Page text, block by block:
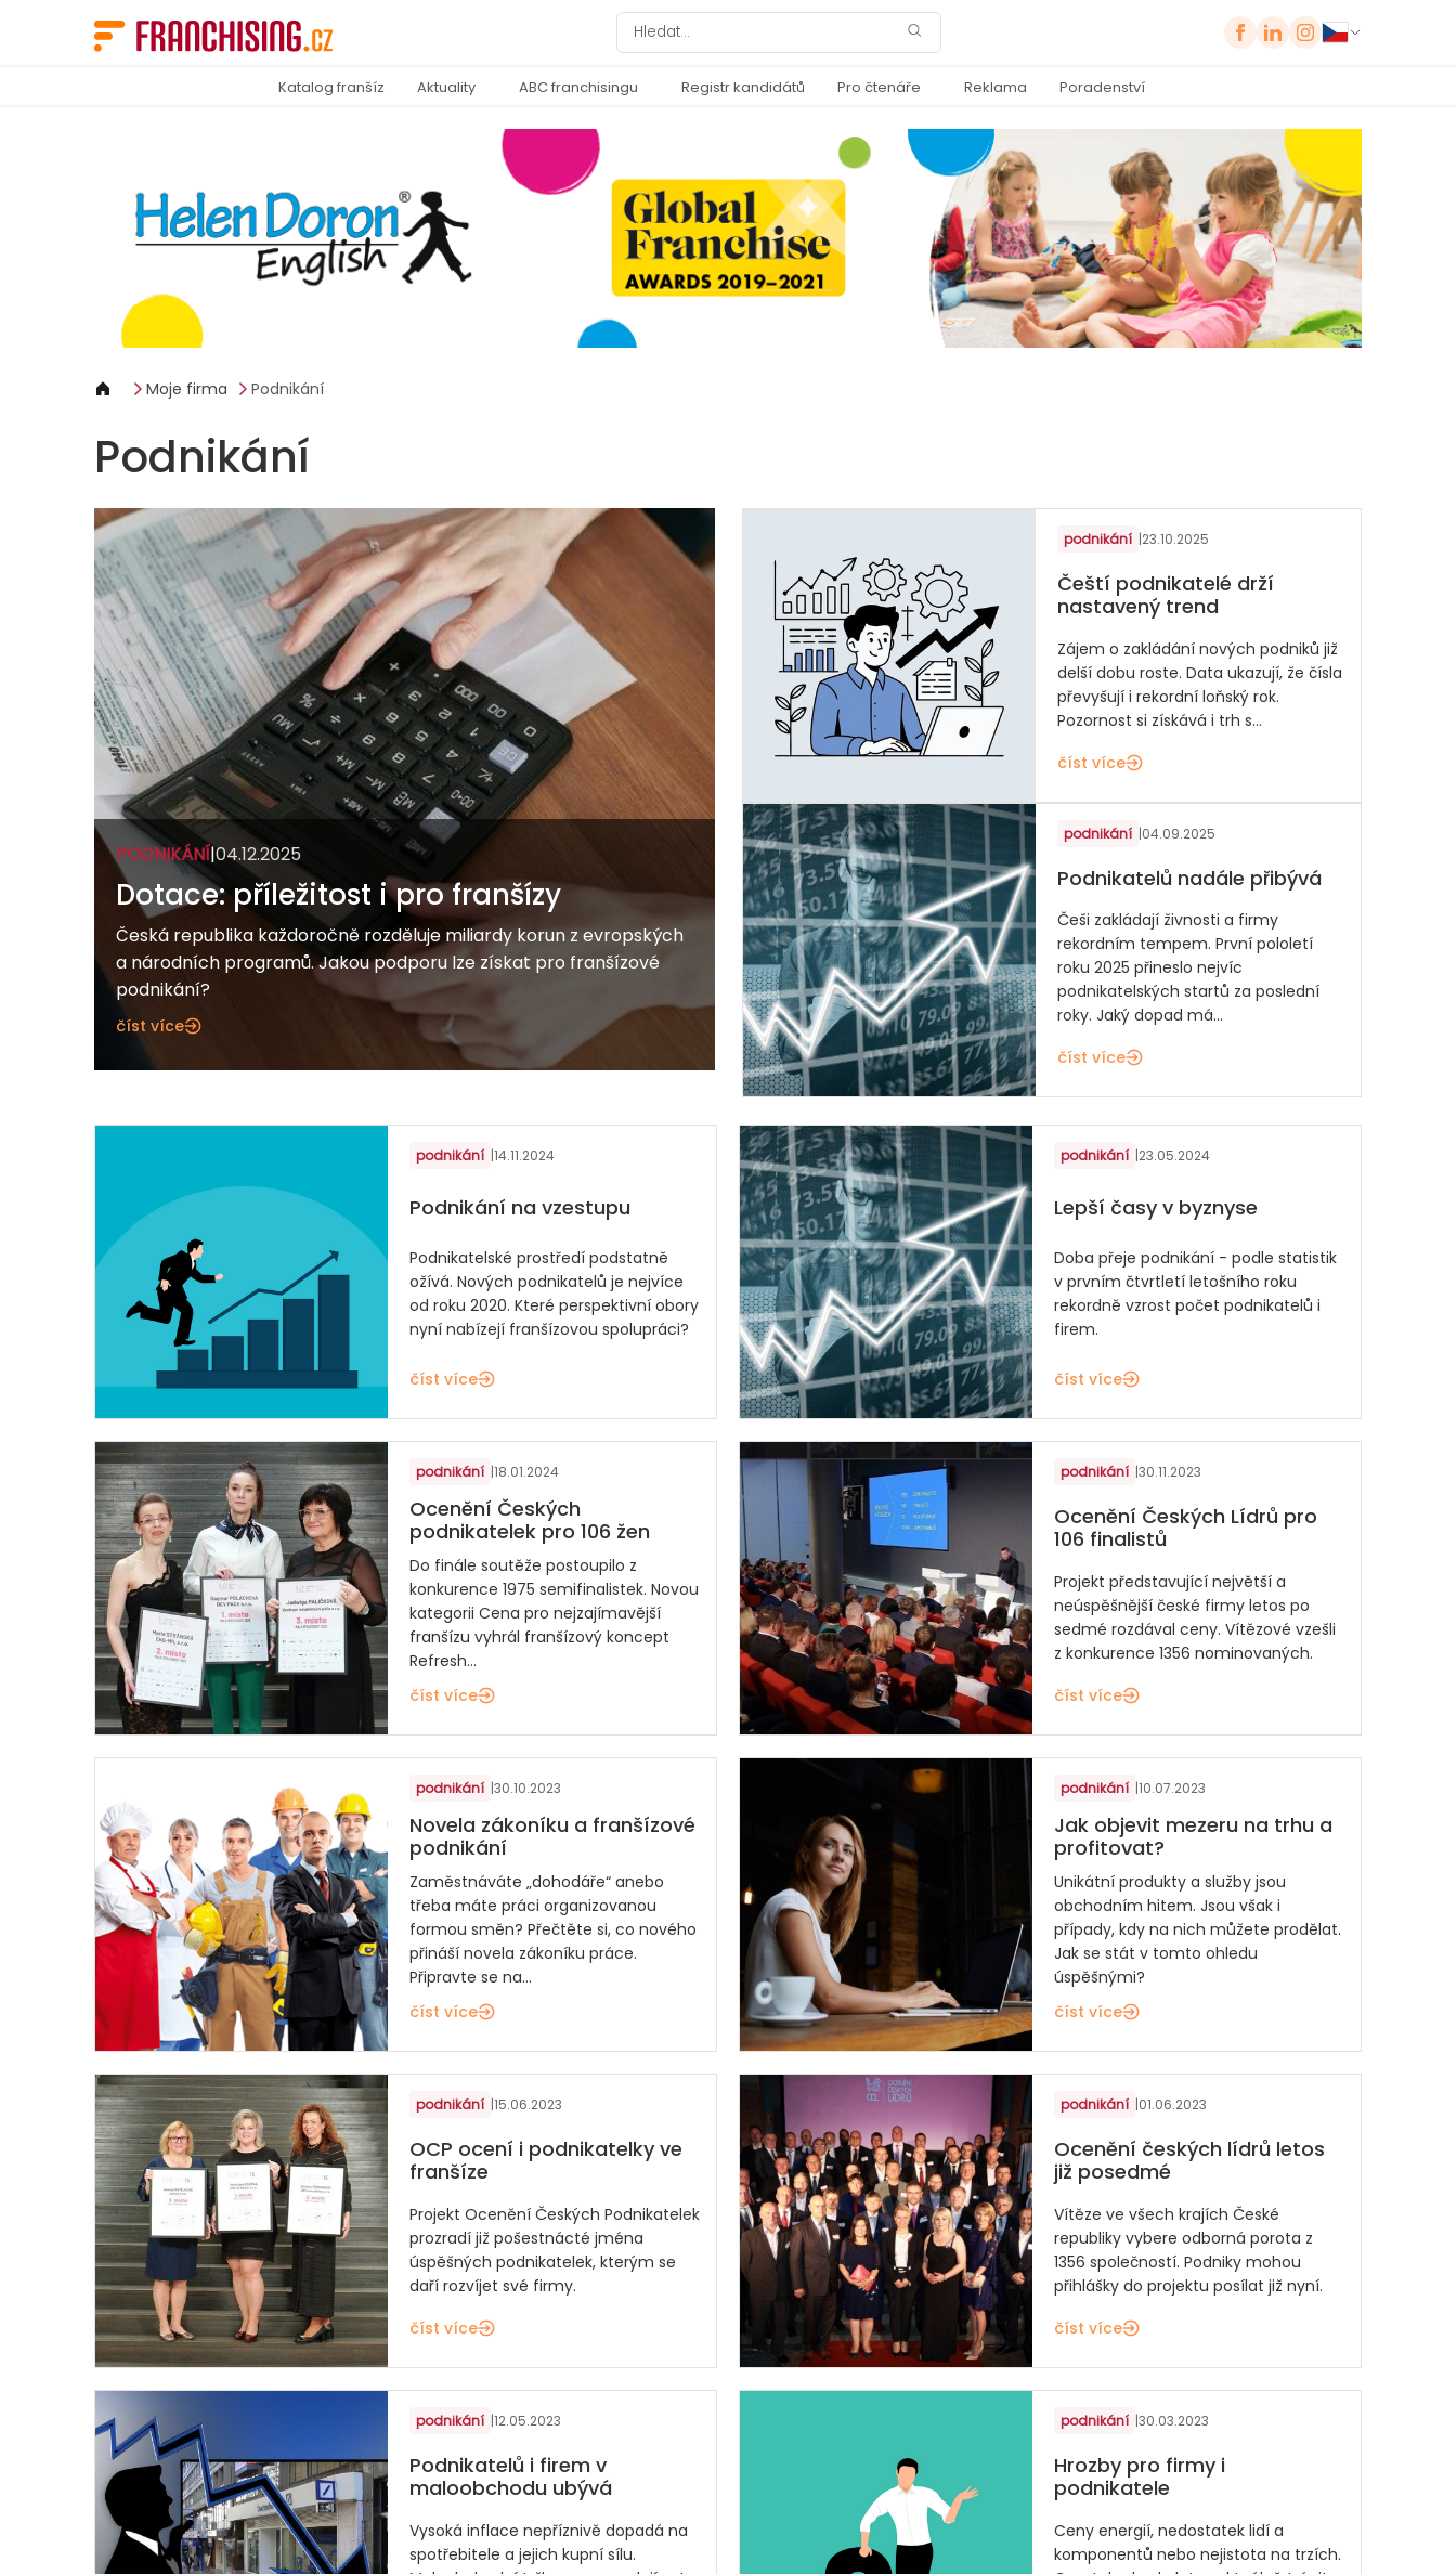
Katalog franšíz Aktuality ABC franchisingu Registr kandidátů Pro čtenáře Reklama Poradenství
Moje firma Podnikání
Podnikání
PODNIKÁNÍ|04.12.2025
Dotace: příležitost i pro franšízy
Česká republika každoročně rozděluje miliardy korun z evropských
a národních programů. Jakou podporu lze získat pro franšízové
podnikání?
číst více
podnikání |23.10.2025
Čeští podnikatelé drží
nastavený trend
Zájem o zakládání nových podniků již
delší dobu roste. Data ukazují, že čísla
převyšují i rekordní loňský rok.
Pozornost si získává i trh s...
číst více
podnikání |04.09.2025
Podnikatelů nadále přibývá
Češi zakládají živnosti a firmy
rekordním tempem. První pololetí
roku 2025 přineslo nejvíc
podnikatelských startů za poslední
roky. Jaký dopad má...
číst více
podnikání |14.11.2024
Podnikání na vzestupu
Podnikatelské prostředí podstatně
ožívá. Nových podnikatelů je nejvíce
od roku 2020. Které perspektivní obory
nyní nabízejí franšízovou spolupráci?
číst více
podnikání |23.05.2024
Lepší časy v byznyse
Doba přeje podnikání - podle statistik
v prvním čtvrtletí letošního roku
rekordně vzrost počet podnikatelů i
firem.
číst více
podnikání |18.01.2024
Ocenění Českých
podnikatelek pro 106 žen
Do finále soutěže postoupilo z
konkurence 1975 semifinalistek. Novou
kategorii Cena pro nejzajímavější
franšízu vyhrál franšízový koncept
Refresh...
číst více
podnikání |30.11.2023
Ocenění Českých Lídrů pro
106 finalistů
Projekt představující největší a
neúspěšnější české firmy letos po
sedmé rozdával ceny. Vítězové vzešli
z konkurence 1356 nominovaných.
číst více
podnikání |30.10.2023
Novela zákoníku a franšízové
podnikání
Zaměstnáváte „dohodáře“ anebo
třeba máte práci organizovanou
formou směn? Přečtěte si, co nového
přináší novela zákoníku práce.
Připravte se na...
číst více
podnikání |10.07.2023
Jak objevit mezeru na trhu a
profitovat?
Unikátní produkty a služby jsou
obchodním hitem. Jsou však i
případy, kdy na nich můžete prodělat.
Jak se stát v tomto ohledu
úspěšnými?
číst více
podnikání |15.06.2023
OCP ocení i podnikatelky ve
franšíze
Projekt Ocenění Českých Podnikatelek
prozradí již pošestnácté jména
úspěšných podnikatelek, kterým se
daří rozvíjet své firmy.
číst více
podnikání |01.06.2023
Ocenění českých lídrů letos
již posedmé
Vítěze ve všech krajích České
republiky vybere odborná porota z
1356 společností. Podniky mohou
přihlášky do projektu posílat již nyní.
číst více
podnikání |12.05.2023
Podnikatelů i firem v
maloobchodu ubývá
Vysoká inflace nepříznivě dopadá na
spotřebitele a jejich kupní sílu.
podnikání |30.03.2023
Hrozby pro firmy i
podnikatele
Ceny energií, nedostatek lidí a
komponentů nebo nejistota na trzích.